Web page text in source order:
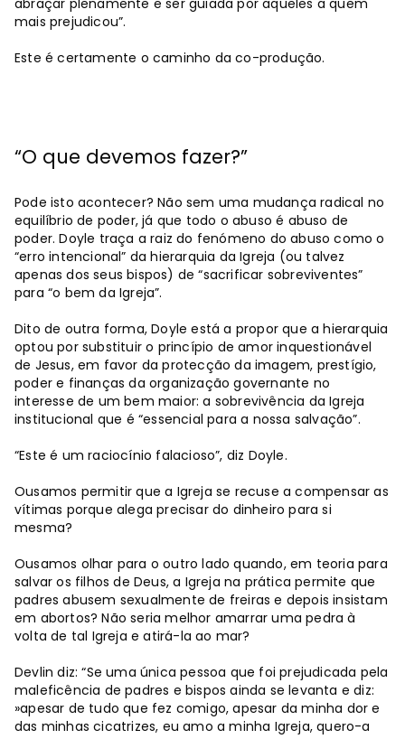
mais prejudicou”.
Este é certamente o caminho da co-produção.
“O que devemos fazer?”
Pode isto acontecer? Não sem uma mudança radical no
equilíbrio de poder, já que todo o abuso é abuso de
poder. Doyle traça a raiz do fenómeno do abuso como o
“erro intencional” da hierarquia da Igreja (ou talvez
apenas dos seus bispos) de “sacrificar sobreviventes”
para “o bem da Igreja”.
Dito de outra forma, Doyle está a propor que a hierarquia
optou por substituir o princípio de amor inquestionável
de Jesus, em favor da protecção da imagem, prestígio,
poder e finanças da organização governante no
interesse de um bem maior: a sobrevivência da Igreja
institucional que é “essencial para a nossa salvação”.
“Este é um raciocínio falacioso”, diz Doyle.
Ousamos permitir que a Igreja se recuse a compensar as
vítimas porque alega precisar do dinheiro para si
mesma?
Ousamos olhar para o outro lado quando, em teoria para
salvar os filhos de Deus, a Igreja na prática permite que
padres abusem sexualmente de freiras e depois insistam
em abortos? Não seria melhor amarrar uma pedra à
volta de tal Igreja e atirá-la ao mar?
Devlin diz: “Se uma única pessoa que foi prejudicada pela
maleficência de padres e bispos ainda se levanta e diz:
»apesar de tudo que fez comigo, apesar da minha dor e
das minhas cicatrizes, eu amo a minha Igreja, quero-a